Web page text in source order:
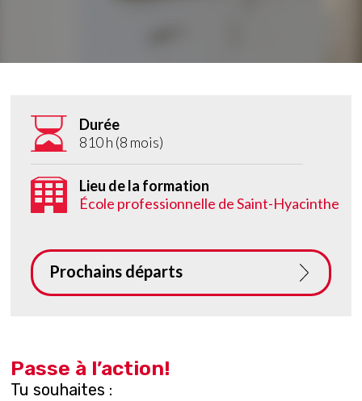
Durée
810 h (8 mois)
Lieu de la formation
École professionnelle de Saint-Hyacinthe
Prochains départs
Passe à l’action!
Tu souhaites :